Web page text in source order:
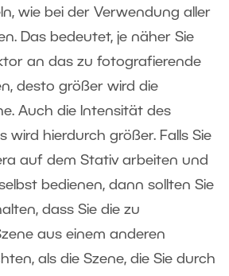
wie bei der Verwendung aller
Das bedeutet, je näher Sie
an das zu fotografierende
desto größer wird die
Auch die Intensität des
wird hierdurch größer. Falls Sie
auf dem Stativ arbeiten und
bedienen, dann sollten Sie
dass Sie die zu
aus einem anderen
als die Szene, die Sie durch